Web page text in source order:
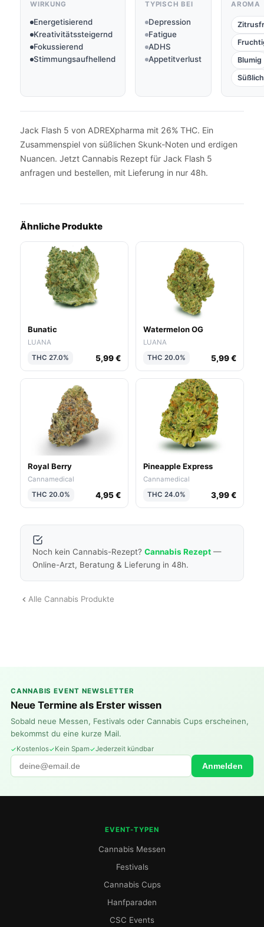
WIRKUNG
Energetisierend
Kreativitätssteigernd
Fokussierend
Stimmungsaufhellend
TYPISCH BEI
Depression
Fatigue
ADHS
Appetitverlust
AROMA
Blumig
Süßlich
Jack Flash 5 von ADREXpharma mit 26% THC. Ein
Zusammenspiel von süßlichen Skunk-Noten und erdigen
Nuancen. Jetzt Cannabis Rezept für Jack Flash 5
anfragen und bestellen, mit Lieferung in nur 48h.
Ähnliche Produkte
Bunatic
LUANA
THC 27.0%
5,99 €
Watermelon OG
LUANA
THC 20.0%
5,99 €
Royal Berry
Cannamedical
THC 20.0%
4,95 €
Pineapple Express
Cannamedical
THC 24.0%
3,99 €
Noch kein Cannabis-Rezept? Cannabis Rezept —
Online-Arzt, Beratung & Lieferung in 48h.
Alle Cannabis Produkte
CANNABIS EVENT NEWSLETTER
Neue Termine als Erster wissen
Sobald neue Messen, Festivals oder Cannabis Cups erscheinen,
bekommst du eine kurze Mail.
Kostenlos Kein Spam Jederzeit kündbar
Anmelden
EVENT-TYPEN
Cannabis Messen
Festivals
Cannabis Cups
Hanfparaden
CSC Events